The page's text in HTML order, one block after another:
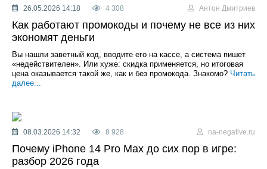
26.05.2026 14:18 4 308 Антон Дмитриев
Как работают промокоды и почему не все из них
экономят деньги
Вы нашли заветный код, вводите его на кассе, а система пишет
«недействителен». Или хуже: скидка применяется, но итоговая
цена оказывается такой же, как и без промокода. Знакомо? Читать
далее...
08.03.2026 14:32 8 928 na-negative.ru
Почему iPhone 14 Pro Max до сих пор в игре:
разбор 2026 года